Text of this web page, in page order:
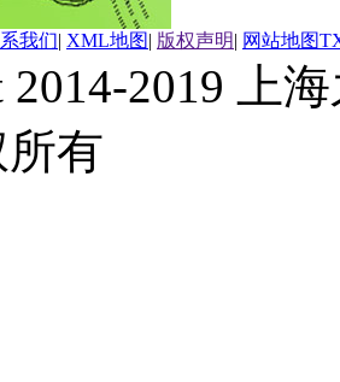
我们| XML地图| 版权声明| 网站地图
2014-2019 上
有